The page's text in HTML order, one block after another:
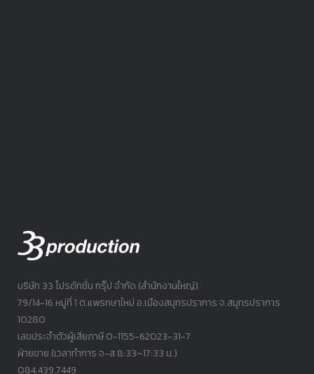
บริษัท 33 โปรดักชั่น กรุ๊ป จำกัด (สำนักงานใหญ่)
79/14-16 หมู่ที่ 1 ต.แพรกษาใหม่ อ.เมืองสมุทรปราการ จ.สมุทรปราการ
10280
เลขประจำตัวผู้เสียภาษี 0-1155-62023-31-7
ฝ่ายขาย (เวลาทำการ จ-ส 8:33~17:33 น.)
084.439.7449